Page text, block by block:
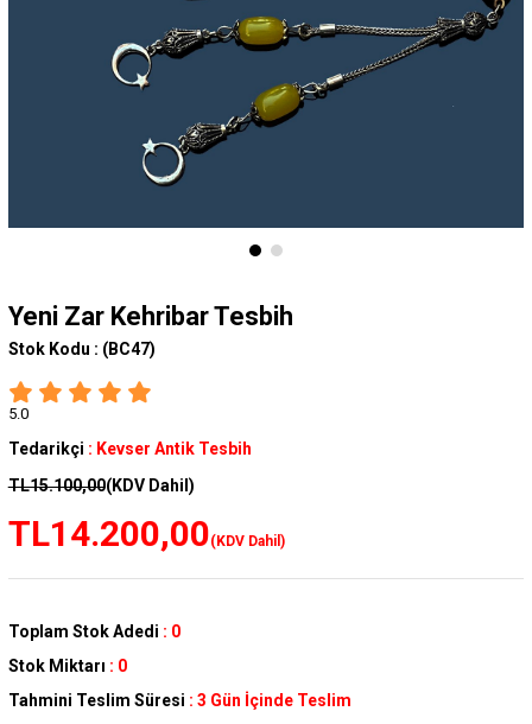
Yeni Zar Kehribar Tesbih
Stok Kodu : (BC47)
5.0
Tedarikçi : Kevser Antik Tesbih
TL15.100,00(KDV Dahil)
TL14.200,00(KDV Dahil)
Toplam Stok Adedi : 0
Stok Miktarı : 0
Tahmini Teslim Süresi : 3 Gün İçinde Teslim